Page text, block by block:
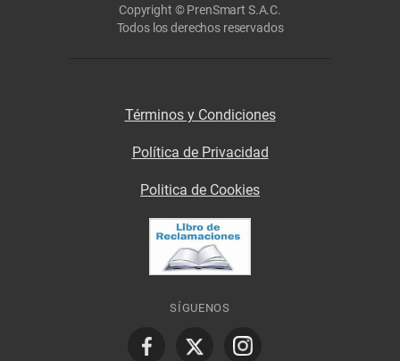
Copyright © PrenSmart S.A.C.
Todos los derechos reservados
Términos y Condiciones
Política de Privacidad
Politica de Cookies
SÍGUENOS